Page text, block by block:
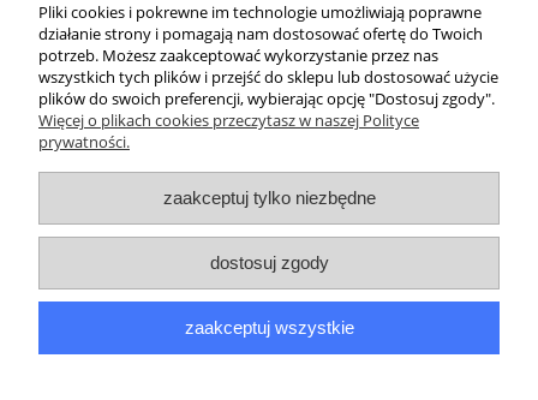
Pomoc
Moje konto
Płatności i dostawa
Informacje
Pliki cookies i pokrewne im technologie umożliwiają poprawne
działanie strony i pomagają nam dostosować ofertę do Twoich
potrzeb. Możesz zaakceptować wykorzystanie przez nas
wszystkich tych plików i przejść do sklepu lub dostosować użycie
plików do swoich preferencji, wybierając opcję "Dostosuj zgody".
Więcej o plikach cookies przeczytasz w naszej Polityce
prywatności.
zaakceptuj tylko niezbędne
dostosuj zgody
zaakceptuj wszystkie